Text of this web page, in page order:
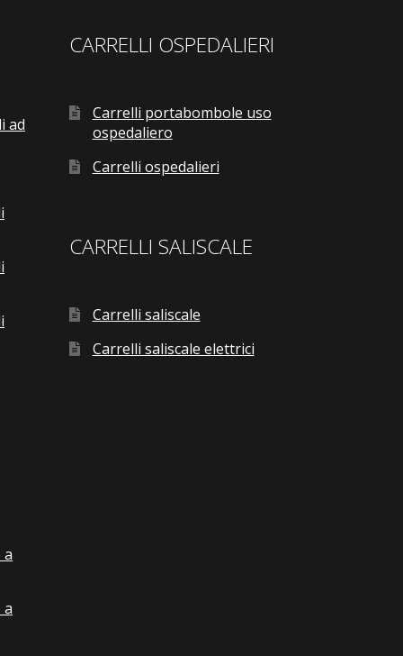
ad
a
a
CARRELLI OSPEDALIERI
Carrelli portabombole uso
ospedaliero
Carrelli ospedalieri
CARRELLI SALISCALE
Carrelli saliscale
Carrelli saliscale elettrici